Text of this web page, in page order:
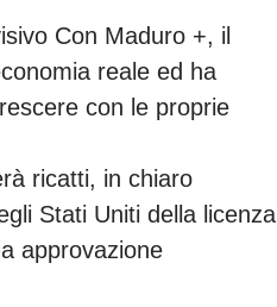
Con Maduro +, il
reale ed ha
con le proprie
ricatti, in chiaro
Stati Uniti della licenza
approvazione